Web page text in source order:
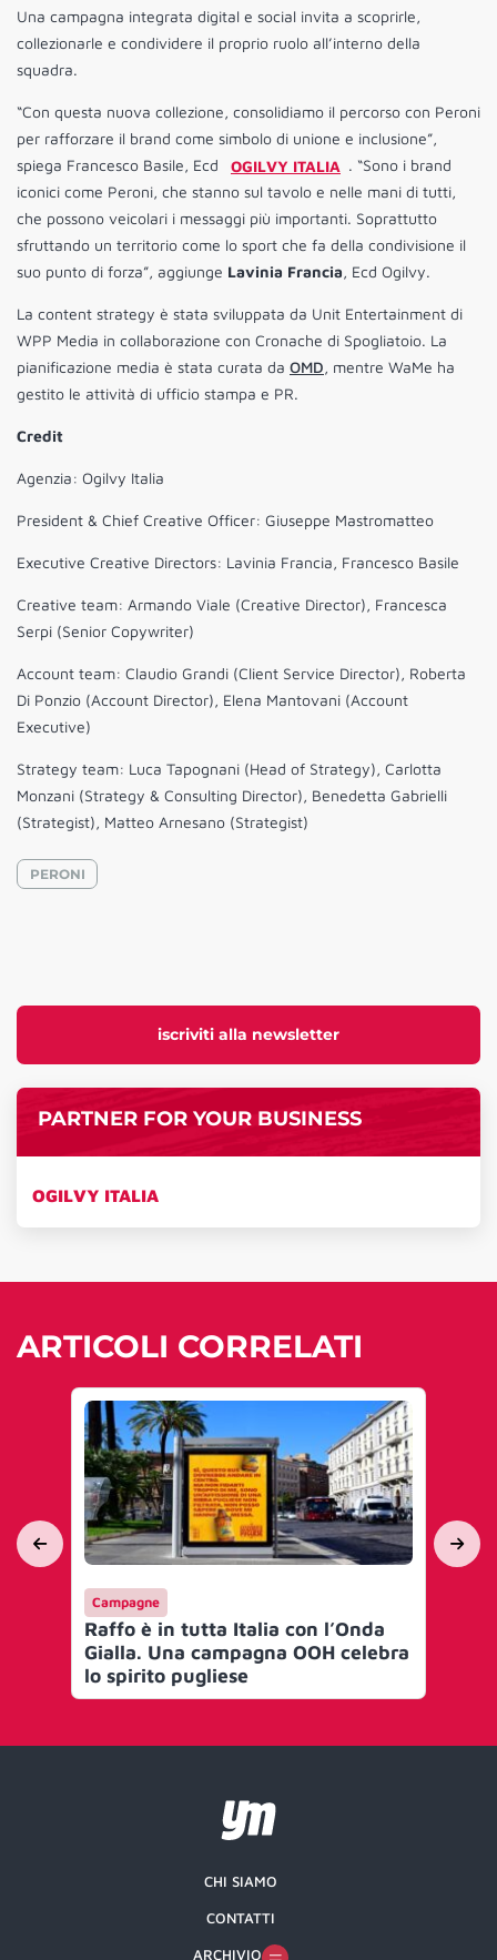
iscriviti alla newsletter
PARTNER FOR YOUR BUSINESS
OGILVY ITALIA
Una campagna integrata digital e social invita a scoprirle,
collezionarle e condividere il proprio ruolo all’interno della
squadra.
“Con questa nuova collezione, consolidiamo il percorso con Peroni
per rafforzare il brand come simbolo di unione e inclusione”,
spiega Francesco Basile, Ecd
OGILVY ITALIA . “Sono i brand
iconici come Peroni, che stanno sul tavolo e nelle mani di tutti,
che possono veicolari i messaggi più importanti. Soprattutto
sfruttando un territorio come lo sport che fa della condivisione il
suo punto di forza”, aggiunge Lavinia Francia, Ecd Ogilvy.
La content strategy è stata sviluppata da Unit Entertainment di
WPP Media in collaborazione con Cronache di Spogliatoio. La
pianificazione media è stata curata da OMD, mentre WaMe ha
gestito le attività di ufficio stampa e PR.
Credit
Agenzia: Ogilvy Italia
President & Chief Creative Officer: Giuseppe Mastromatteo
Executive Creative Directors: Lavinia Francia, Francesco Basile
Creative team: Armando Viale (Creative Director), Francesca
Serpi (Senior Copywriter)
Account team: Claudio Grandi (Client Service Director), Roberta
Di Ponzio (Account Director), Elena Mantovani (Account
Executive)
Strategy team: Luca Tapognani (Head of Strategy), Carlotta
Monzani (Strategy & Consulting Director), Benedetta Gabrielli
(Strategist), Matteo Arnesano (Strategist)
PERONI
ARTICOLI CORRELATI
Campagne
Raffo è in tutta Italia con l’Onda
Gialla. Una campagna OOH celebra
lo spirito pugliese
CHI SIAMO
CONTATTI
ARCHIVIO